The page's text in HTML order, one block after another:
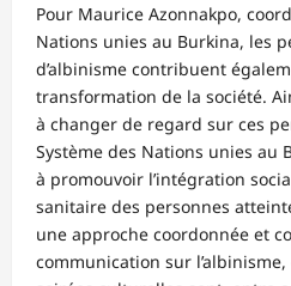
Pour Maurice Azonnakpo,
Nations unies au Burkina, les
d’albinisme contribuent
transformation de la société.
à changer de regard sur ces
Système des Nations unies au
à promouvoir l’intégration
sanitaire des personnes
une approche coordonnée et
communication sur